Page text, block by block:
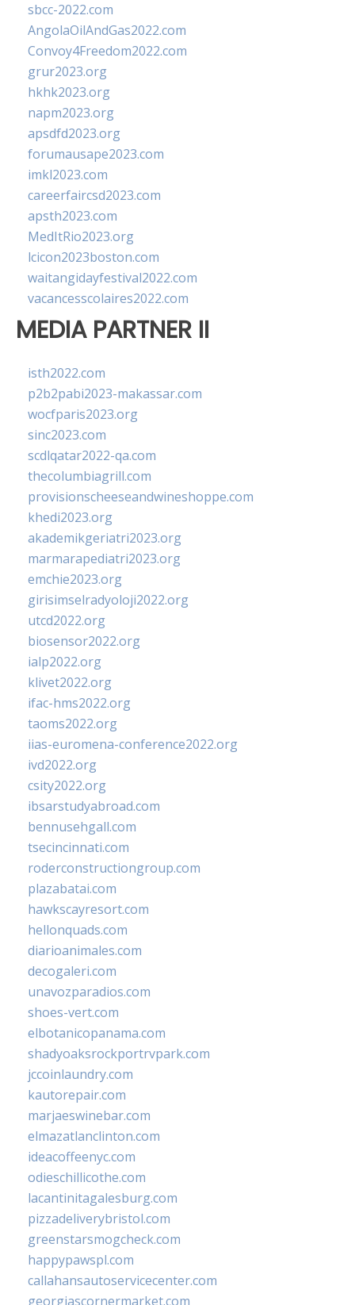
sbcc-2022.com
AngolaOilAndGas2022.com
Convoy4Freedom2022.com
grur2023.org
hkhk2023.org
napm2023.org
apsdfd2023.org
forumausape2023.com
imkl2023.com
careerfaircsd2023.com
apsth2023.com
MedItRio2023.org
lcicon2023boston.com
waitangidayfestival2022.com
vacancesscolaires2022.com
MEDIA PARTNER II
isth2022.com
p2b2pabi2023-makassar.com
wocfparis2023.org
sinc2023.com
scdlqatar2022-qa.com
thecolumbiagrill.com
provisionscheeseandwineshoppe.com
khedi2023.org
akademikgeriatri2023.org
marmarapediatri2023.org
emchie2023.org
girisimselradyoloji2022.org
utcd2022.org
biosensor2022.org
ialp2022.org
klivet2022.org
ifac-hms2022.org
taoms2022.org
iias-euromena-conference2022.org
ivd2022.org
csity2022.org
ibsarstudyabroad.com
bennusehgall.com
tsecincinnati.com
roderconstructiongroup.com
plazabatai.com
hawkscayresort.com
hellonquads.com
diarioanimales.com
decogaleri.com
unavozparadios.com
shoes-vert.com
elbotanicopanama.com
shadyoaksrockportrvpark.com
jccoinlaundry.com
kautorepair.com
marjaeswinebar.com
elmazatlanclinton.com
ideacoffeenyc.com
odieschillicothe.com
lacantinitagalesburg.com
pizzadeliverybristol.com
greenstarsmogcheck.com
happypawspl.com
callahansautoservicecenter.com
georgiascornermarket.com